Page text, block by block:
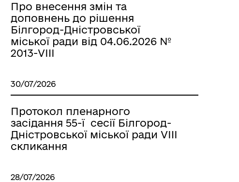
Про внесення змін та
доповнень до рішення
Білгород-Дністровської
міської ради від 04.06.2026 №
2013-VIIІ
30/07/2026
Протокол пленарного
засідання 55-ї сесії Білгород-
Дністровської міської ради VIII
скликання
28/07/2026